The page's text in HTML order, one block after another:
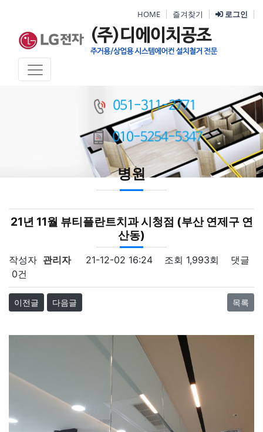
HOME 즐겨찾기 로그인
병원
21년 11월 뷰티플란트치과 시청점 (부산 연제구 연
산동)
작성자 관리자 21-12-02 16:24 조회 1,993회
댓글
0건
이전글 다음글 목록